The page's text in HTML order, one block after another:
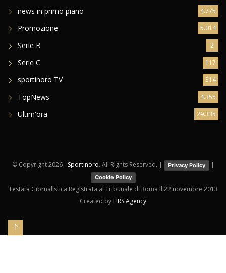
news in primo piano 4.775
Promozione 5.014
Serie B 2
Serie C 117
sportinoro TV 314
TopNews 4.355
Ultim'ora 29.335
© Copyright2026 - Sportinoro. All Rights Reserved. | Privacy Policy
Cookie Policy
Testata Giornalistica Registrata al Tribunale di Roma il 22 novembre 2013
Created by HRS Agency